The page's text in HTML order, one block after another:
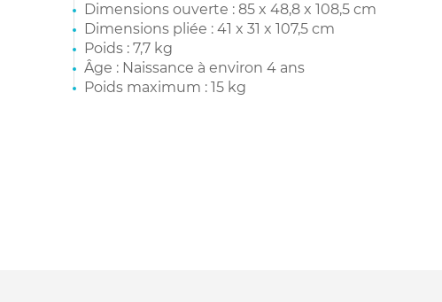
Dimensions ouverte : 85 x 48,8 x 108,5 cm
Dimensions pliée : 41 x 31 x 107,5 cm
Poids : 7,7 kg
Âge : Naissance à environ 4 ans
Poids maximum : 15 kg